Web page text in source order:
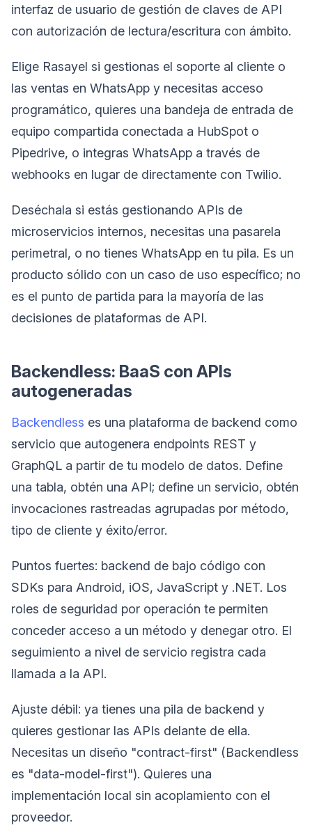
interfaz de usuario de gestión de claves de API
con autorización de lectura/escritura con ámbito.
Elige Rasayel si gestionas el soporte al cliente o
las ventas en WhatsApp y necesitas acceso
programático, quieres una bandeja de entrada de
equipo compartida conectada a HubSpot o
Pipedrive, o integras WhatsApp a través de
webhooks en lugar de directamente con Twilio.
Deséchala si estás gestionando APIs de
microservicios internos, necesitas una pasarela
perimetral, o no tienes WhatsApp en tu pila. Es un
producto sólido con un caso de uso específico; no
es el punto de partida para la mayoría de las
decisiones de plataformas de API.
Backendless: BaaS con APIs
autogeneradas
Backendless es una plataforma de backend como
servicio que autogenera endpoints REST y
GraphQL a partir de tu modelo de datos. Define
una tabla, obtén una API; define un servicio, obtén
invocaciones rastreadas agrupadas por método,
tipo de cliente y éxito/error.
Puntos fuertes: backend de bajo código con
SDKs para Android, iOS, JavaScript y .NET. Los
roles de seguridad por operación te permiten
conceder acceso a un método y denegar otro. El
seguimiento a nivel de servicio registra cada
llamada a la API.
Ajuste débil: ya tienes una pila de backend y
quieres gestionar las APIs delante de ella.
Necesitas un diseño "contract-first" (Backendless
es "data-model-first"). Quieres una
implementación local sin acoplamiento con el
proveedor.